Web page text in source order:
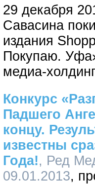
29 декабря
Савасина
издания
Покупаю.
медиа-
Конкурс
Падшего
концу.
известны
Года!, Ред
09.01.2013